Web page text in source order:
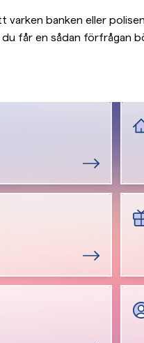
varken banken eller
får en sådan förfrågan